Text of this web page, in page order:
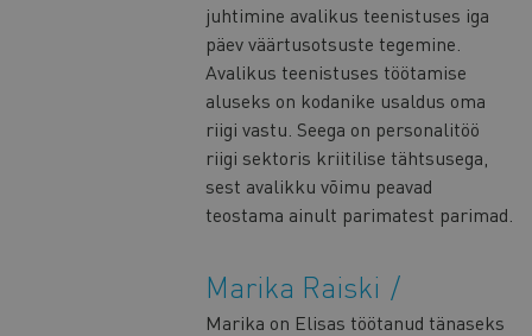
juhtimine avalikus teenistuses iga
päev väärtusotsuste tegemine.
Avalikus teenistuses töötamise
aluseks on kodanike usaldus oma
riigi vastu. Seega on personalitöö
riigi sektoris kriitilise tähtsusega,
sest avalikku võimu peavad
teostama ainult parimatest parimad.
Marika Raiski
Marika on Elisas töötanud tänaseks